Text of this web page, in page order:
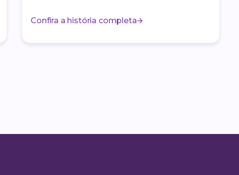
Confira a história completa